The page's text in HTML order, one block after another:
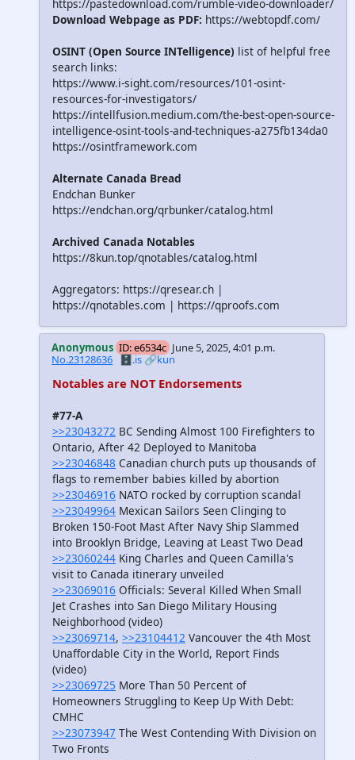
https://pastedownload.com/rumble-video-downloader/
Download Webpage as PDF: https://webtopdf.com/
OSINT (Open Source INTelligence) list of helpful free
search links:
https://www.i-sight.com/resources/101-osint-
resources-for-investigators/
https://intellfusion.medium.com/the-best-open-source-
intelligence-osint-tools-and-techniques-a275fb134da0
https://osintframework.com
Alternate Canada Bread
Endchan Bunker
https://endchan.org/qrbunker/catalog.html
Archived Canada Notables
https://8kun.top/qnotables/catalog.html
Aggregators: https://qresear.ch |
https://qnotables.com | https://qproofs.com
Anonymous ID: e6534c June 5, 2025, 4:01 p.m.
No.23128636 🗄️.is🔗kun
Notables are NOT Endorsements
#77-A
>>23043272 BC Sending Almost 100 Firefighters to
Ontario, After 42 Deployed to Manitoba
>>23046848 Canadian church puts up thousands of
flags to remember babies killed by abortion
>>23046916 NATO rocked by corruption scandal
>>23049964 Mexican Sailors Seen Clinging to
Broken 150-Foot Mast After Navy Ship Slammed
into Brooklyn Bridge, Leaving at Least Two Dead
>>23060244 King Charles and Queen Camilla's
visit to Canada itinerary unveiled
>>23069016 Officials: Several Killed When Small
Jet Crashes into San Diego Military Housing
Neighborhood (video)
>>23069714, >>23104412 Vancouver the 4th Most
Unaffordable City in the World, Report Finds
(video)
>>23069725 More Than 50 Percent of
Homeowners Struggling to Keep Up With Debt:
CMHC
>>23073947 The West Contending With Division on
Two Fronts